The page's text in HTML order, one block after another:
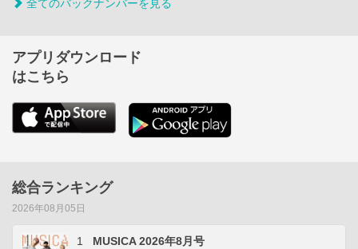
全てのバックナンバーを見る
アプリダウンロード
はこちら
総合ランキング
2026年08月05日
1 MUSICA 2026年8月号